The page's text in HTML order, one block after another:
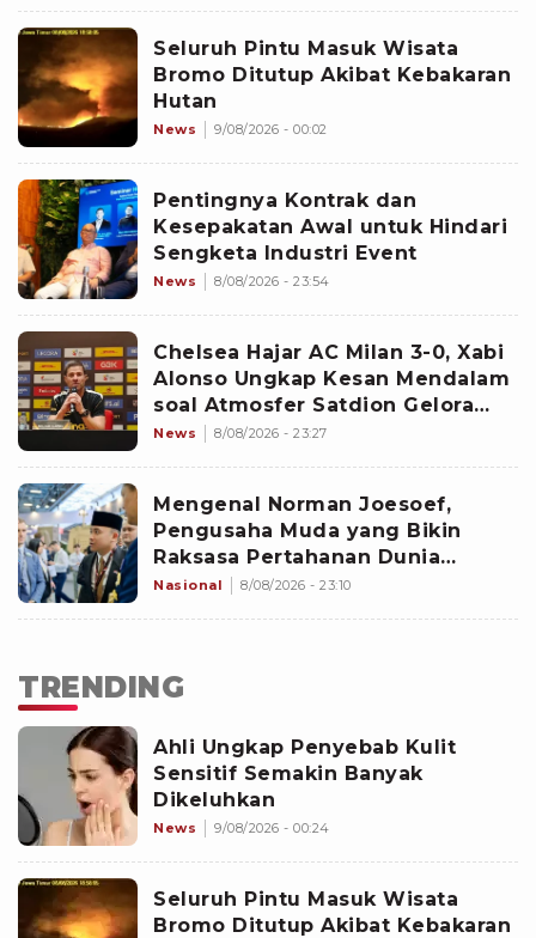
Seluruh Pintu Masuk Wisata
Bromo Ditutup Akibat Kebakaran
Hutan
News 9/08/2026 - 00:02
Pentingnya Kontrak dan
Kesepakatan Awal untuk Hindari
Sengketa Industri Event
News 8/08/2026 - 23:54
Chelsea Hajar AC Milan 3-0, Xabi
Alonso Ungkap Kesan Mendalam
soal Atmosfer Satdion Gelora
Bung Karno
News 8/08/2026 - 23:27
Mengenal Norman Joesoef,
Pengusaha Muda yang Bikin
Raksasa Pertahanan Dunia
Kepincut Indonesia
Nasional 8/08/2026 - 23:10
TRENDING
Ahli Ungkap Penyebab Kulit
Sensitif Semakin Banyak
Dikeluhkan
News 9/08/2026 - 00:24
Seluruh Pintu Masuk Wisata
Bromo Ditutup Akibat Kebakaran